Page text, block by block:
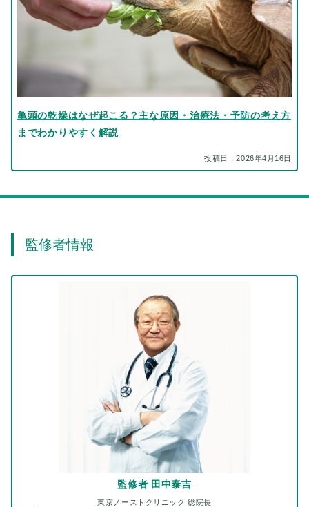
亀頭の乾燥はなぜ起こる？主な原因・治療法・予防の考え方
までわかりやすく解説
投稿日：2026年4月16日
監修者情報
監修者 田中泰吉
東京ノーストクリニック 総院長